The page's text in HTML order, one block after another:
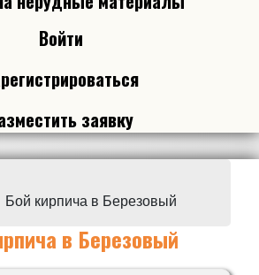
Войти
заявку
Бой кирпича в Березовый
в Березовый